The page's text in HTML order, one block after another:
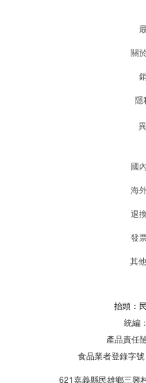
關
隱
國
海
退
發
其
抬頭：
統編
產品責任
食品業者登錄字
621嘉義縣民雄鄉三興